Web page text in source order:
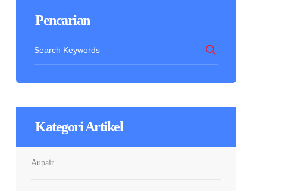
Pencarian
Kategori Artikel
Aupair